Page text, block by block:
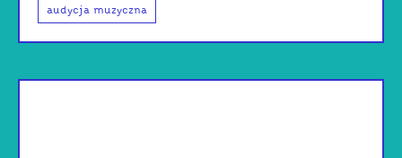
audycja muzyczna